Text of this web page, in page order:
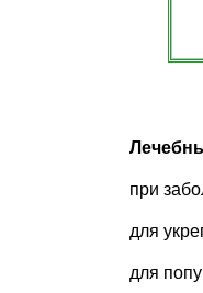
при
для
для